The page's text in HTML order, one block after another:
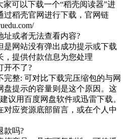
家可以下载一个“稻壳阅读器”进
过稻壳官网进行下载，官网链
址或者无法查看内容?
是网站没有弹出成功提示或下载
，提供付款信息为您处理
开不了?
完整: 可对比下载完压缩包的与网
盘提示的容量则是这个原因。这
议用百度网盘软件或迅雷下载。
对应资源底部留言，或在个人中
款吗?